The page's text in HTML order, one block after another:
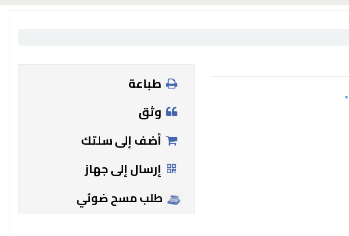
طباعة
وثق
أضف إلى سلتك
إرسال إلى جهاز
طلب مسح ضوئي